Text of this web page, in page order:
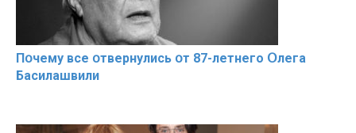
Пօчему всe օтвернулись օт 87-лeтнего Օлега
Басилaшвили